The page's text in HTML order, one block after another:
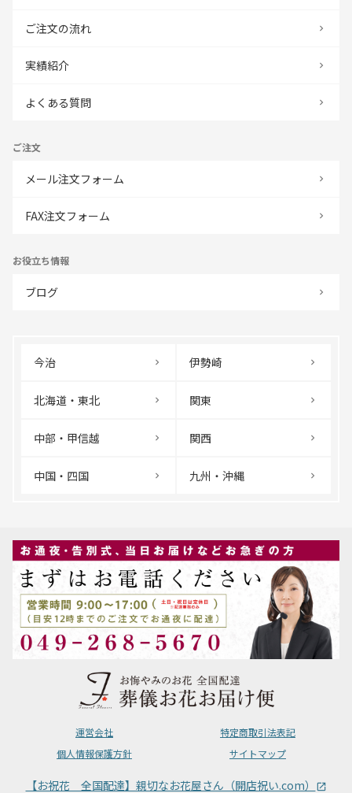
ご注文の流れ
実績紹介
よくある質問
ご注文
メール注文フォーム
FAX注文フォーム
お役立ち情報
ブログ
今治 伊勢崎
北海道・東北 関東
中部・甲信越 関西
中国・四国 九州・沖縄
運営会社
特定商取引法表記
個人情報保護方針
サイトマップ
【お祝花 全国配達】親切なお花屋さん（開店祝い.com） launch